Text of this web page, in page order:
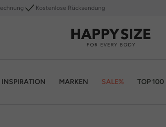
Kostenlose Rücksendung
INSPIRATION MARKEN SALE% TOP 100